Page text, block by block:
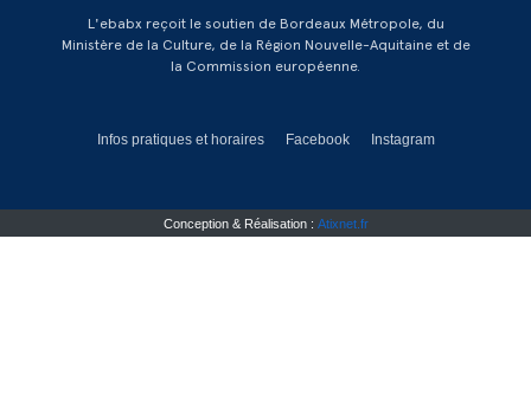
L'ebabx reçoit le soutien de Bordeaux Métropole, du
Ministère de la Culture, de la Région Nouvelle-Aquitaine et de
la Commission européenne.
Réseaux footer
Infos pratiques et horaires Facebook Instagram
Conception & Réalisation : Atixnet.fr